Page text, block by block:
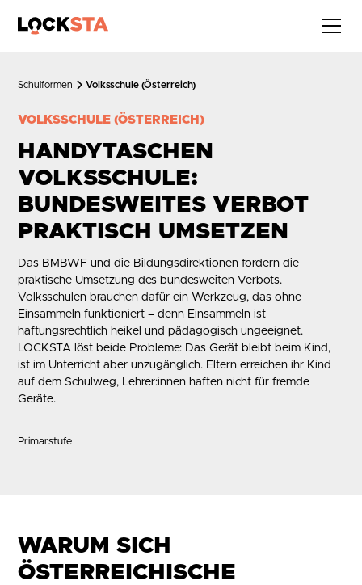
Schulformen Volksschule (Österreich)
VOLKSSCHULE (ÖSTERREICH)
HANDYTASCHEN
VOLKSSCHULE:
BUNDESWEITES VERBOT
PRAKTISCH UMSETZEN
Das BMBWF und die Bildungsdirektionen fordern die
praktische Umsetzung des bundesweiten Verbots.
Volksschulen brauchen dafür ein Werkzeug, das ohne
Einsammeln funktioniert – denn Einsammeln ist
haftungsrechtlich heikel und pädagogisch ungeeignet.
LOCKSTA löst beide Probleme: Das Gerät bleibt beim Kind,
ist im Unterricht aber unzugänglich. Eltern erreichen ihr Kind
auf dem Schulweg, Lehrer:innen haften nicht für fremde
Geräte.
Primarstufe
WARUM SICH
ÖSTERREICHISCHE